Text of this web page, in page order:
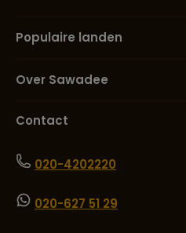
Populaire landen
Over Sawadee
Contact
020-4202220
020-627 51 29